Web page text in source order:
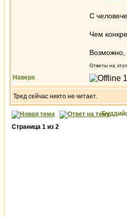
С
Чем
Возможно,
Ответы на
Наверх
Тред сейчас никто не читает.
Страница 1 из 2